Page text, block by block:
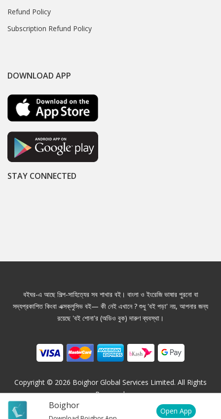
Boighor
Open App
Refund Policy
Subscription Refund Policy
DOWNLOAD APP
STAY CONNECTED
বইঘর-এ আছে শিল্প-সাহিত্যের সব শাখার বই। বাংলা ও ইংরেজি ভাষার পুরনো বা
সদ্যপ্রকাশিত কিংবা এক্সক্লুসিভ বই— কী নেই এখানে ? শুধু 'বই পড়া' নয়, আপনার জন্য
রয়েছে 'বই শোনা'র (অডিও বুক) দারুণ ব্যবস্থা।
Copyright © 2026 Boighor Global Services Limited. All Rights
Reserved.